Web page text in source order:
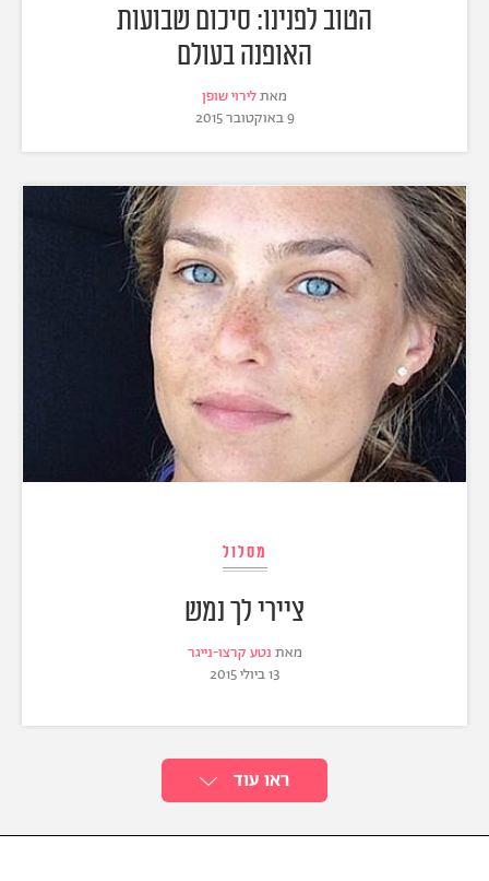
הטוב לפנינו: סיכום שבועות
האופנה בעולם
מאתלירוי שופן
9 באוקטובר 2015
מסלול
ציירי לך נמש
מאת נטע קרצו-נייגר
13 ביולי 2015
ראו עוד